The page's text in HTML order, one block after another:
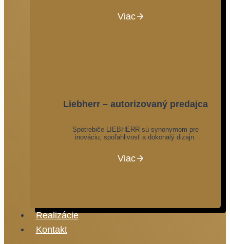
Viac
Liebherr – autorizovaný predajca
Spotrebiče LIEBHERR sú synonymom pre
inováciu, spoľahlivosť a dokonalý dizajn.
Viac
Realizácie
Kontakt